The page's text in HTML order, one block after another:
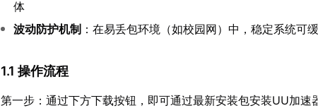
体
波动防护机制 ：在易丢包环境（如校园网）中，稳定系统可
1.1 操作流程
第一步：通过下方下载按钮，即可通过最新安装包安装UU加速